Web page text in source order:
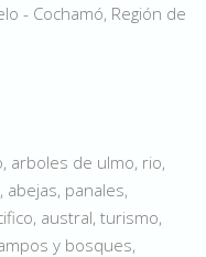
- Cochamó, Región de
arboles de ulmo, rio,
abejas, panales,
austral, turismo,
y bosques,